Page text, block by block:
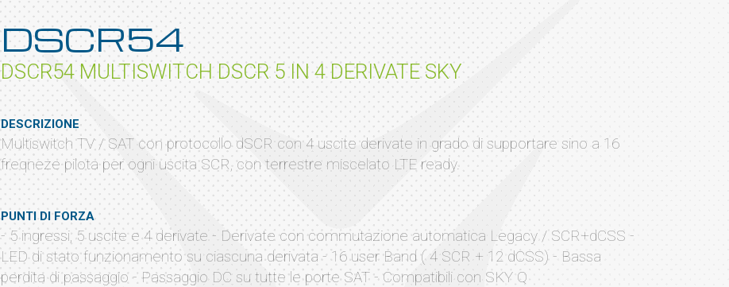
DSCR54
DSCR54 MULTISWITCH DSCR 5 IN 4 DERIVATE SKY
DESCRIZIONE
Multiswitch TV / SAT con protocollo dSCR con 4 uscite derivate in grado di supportare sino a 16
freqneze pilota per ogni uscita SCR, con terrestre miscelato LTE ready.
PUNTI DI FORZA
- 5 ingressi, 5 uscite e 4 derivate - Derivate con commutazione automatica Legacy / SCR+dCSS -
LED di stato funzionamento su ciascuna derivata - 16 user Band ( 4 SCR + 12 dCSS) - Bassa
perdita di passaggio - Passaggio DC su tutte le porte SAT - Compatibili con SKY Q